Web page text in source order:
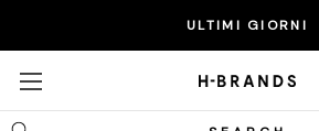
EXTRA 20% SUI PRODOTTI IN
ULTIMI GIORNI